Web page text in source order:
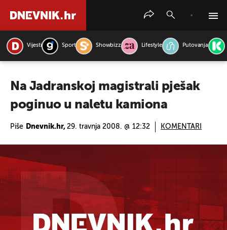
Vijesti Sport Showbizz Lifestyle Putovanja
Na Jadranskoj magistrali pješak
poginuo u naletu kamiona
Piše Dnevnik.hr, 29. travnja 2008. @ 12:32 KOMENTARI
PRETRAŽITE VIJESTI